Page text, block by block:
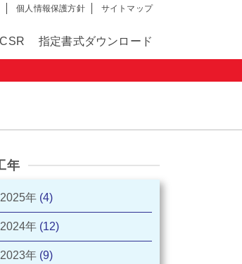
個人情報保護方針 サイトマップ
CSR 指定書式ダウンロード
年
2025年 (4)
2024年 (12)
2023年 (9)